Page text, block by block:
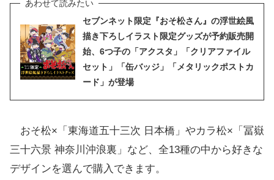
セブンネット限定『おそ松さん』の浮世絵風
描き下ろしイラスト限定グッズが予約販売開
始、6つ子の「アクスタ」「クリアファイル
セット」「缶バッジ」「メタリックポストカ
ード」が登場
おそ松×「東海道五十三次 日本橋」やカラ松×「冨嶽
三十六景 神奈川沖浪裏」など、全13種の中から好きな
デザインを選んで購入できます。